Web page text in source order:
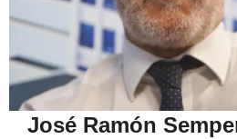
José Ramón